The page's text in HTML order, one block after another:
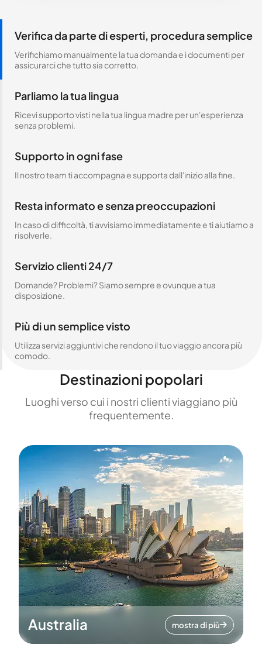
Verifica da parte di esperti, procedura semplice
Verifichiamo manualmente la tua domanda e i documenti per
assicurarci che tutto sia corretto.
Parliamo la tua lingua
Ricevi supporto visti nella tua lingua madre per un'esperienza
senza problemi.
Supporto in ogni fase
Il nostro team ti accompagna e supporta dall'inizio alla fine.
Resta informato e senza preoccupazioni
In caso di difficoltà, ti avvisiamo immediatamente e ti aiutiamo a
risolverle.
Servizio clienti 24/7
Domande? Problemi? Siamo sempre e ovunque a tua
disposizione.
Più di un semplice visto
Utilizza servizi aggiuntivi che rendono il tuo viaggio ancora più
comodo.
Destinazioni popolari
Luoghi verso cui i nostri clienti viaggiano più
frequentemente.
Australia mostra di più